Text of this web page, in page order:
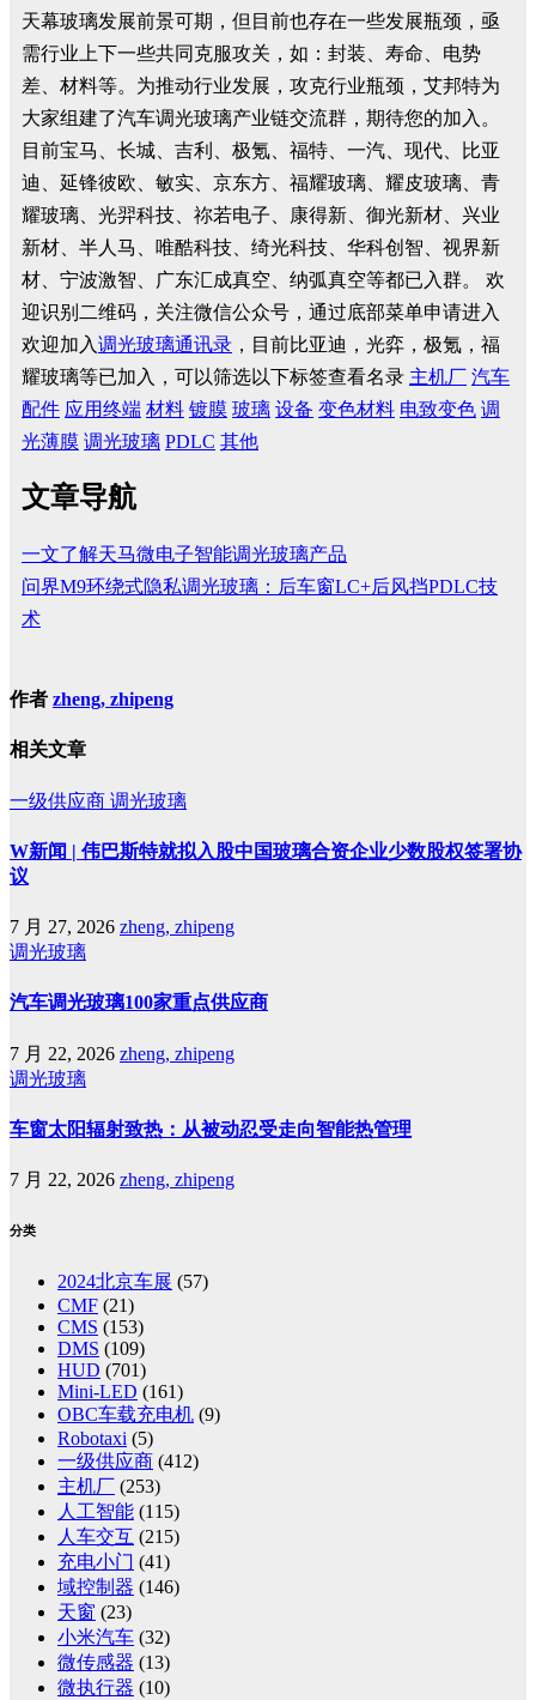
天幕玻璃发展前景可期，但目前也存在一些发展瓶颈，亟
需行业上下一些共同克服攻关，如：封装、寿命、电势
差、材料等。为推动行业发展，攻克行业瓶颈，艾邦特为
大家组建了汽车调光玻璃产业链交流群，期待您的加入。
目前宝马、长城、吉利、极氪、福特、一汽、现代、比亚
迪、延锋彼欧、敏实、京东方、福耀玻璃、耀皮玻璃、青
耀玻璃、光羿科技、祢若电子、康得新、御光新材、兴业
新材、半人马、唯酷科技、绮光科技、华科创智、视界新
材、宁波激智、广东汇成真空、纳弧真空等都已入群。
欢
迎识别二维码，关注微信公众号，通过底部菜单申请进入
欢迎加入调光玻璃通讯录 ，目前比亚迪，光弈，极氪，福
耀玻璃等已加入，可以筛选以下标签查看名录 主机厂 汽车
配件 应用终端 材料 镀膜 玻璃 设备 变色材料 电致变色 调
光薄膜 调光玻璃 PDLC 其他
文章导航
一文了解天马微电子智能调光玻璃产品
问界M9环绕式隐私调光玻璃：后车窗LC+后风挡PDLC技
术
作者 zheng, zhipeng
相关文章
一级供应商 调光玻璃
W新闻 | 伟巴斯特就拟入股中国玻璃合资企业少数股权签署协
议
7 月 27, 2026 zheng, zhipeng
调光玻璃
汽车调光玻璃100家重点供应商
7 月 22, 2026 zheng, zhipeng
调光玻璃
车窗太阳辐射致热：从被动忍受走向智能热管理
7 月 22, 2026 zheng, zhipeng
分类
2024北京车展 (57)
CMF (21)
CMS (153)
DMS (109)
HUD (701)
Mini-LED (161)
OBC车载充电机 (9)
Robotaxi (5)
一级供应商 (412)
主机厂 (253)
人工智能 (115)
人车交互 (215)
充电小门 (41)
域控制器 (146)
天窗 (23)
小米汽车 (32)
微传感器 (13)
微执行器 (10)